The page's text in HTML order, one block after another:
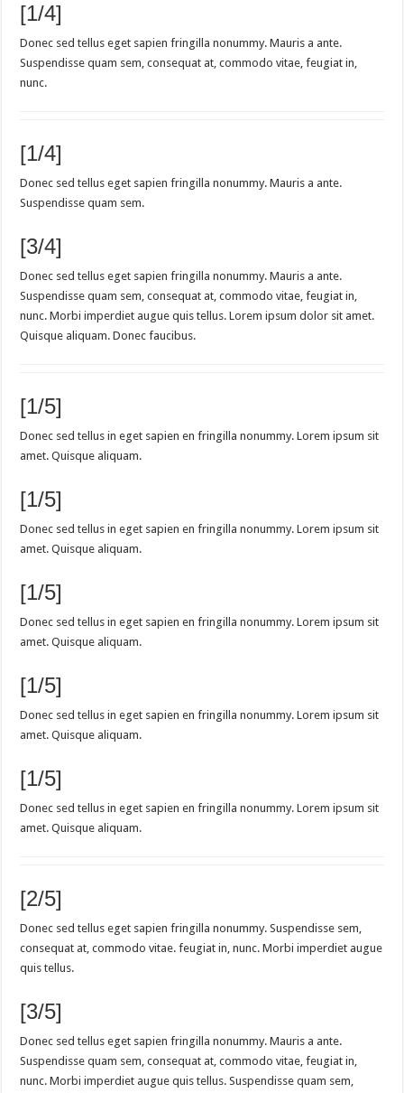
[1/4]
Donec sed tellus eget sapien fringilla nonummy. Mauris a ante.
Suspendisse quam sem, consequat at, commodo vitae, feugiat in,
nunc.
[1/4]
Donec sed tellus eget sapien fringilla nonummy. Mauris a ante.
Suspendisse quam sem.
[3/4]
Donec sed tellus eget sapien fringilla nonummy. Mauris a ante.
Suspendisse quam sem, consequat at, commodo vitae, feugiat in,
nunc. Morbi imperdiet augue quis tellus. Lorem ipsum dolor sit amet.
Quisque aliquam. Donec faucibus.
[1/5]
Donec sed tellus in eget sapien en fringilla nonummy. Lorem ipsum sit
amet. Quisque aliquam.
[1/5]
Donec sed tellus in eget sapien en fringilla nonummy. Lorem ipsum sit
amet. Quisque aliquam.
[1/5]
Donec sed tellus in eget sapien en fringilla nonummy. Lorem ipsum sit
amet. Quisque aliquam.
[1/5]
Donec sed tellus in eget sapien en fringilla nonummy. Lorem ipsum sit
amet. Quisque aliquam.
[1/5]
Donec sed tellus in eget sapien en fringilla nonummy. Lorem ipsum sit
amet. Quisque aliquam.
[2/5]
Donec sed tellus eget sapien fringilla nonummy. Suspendisse sem,
consequat at, commodo vitae. feugiat in, nunc. Morbi imperdiet augue
quis tellus.
[3/5]
Donec sed tellus eget sapien fringilla nonummy. Mauris a ante.
Suspendisse quam sem, consequat at, commodo vitae, feugiat in,
nunc. Morbi imperdiet augue quis tellus. Suspendisse quam sem,